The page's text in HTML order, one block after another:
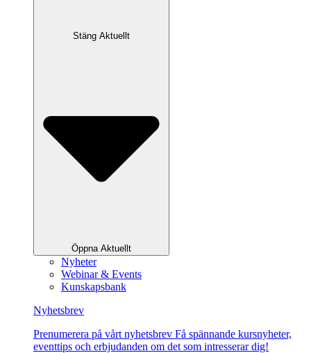
Stäng Aktuellt
Öppna Aktuellt
Nyheter
Webinar & Events
Kunskapsbank
Nyhetsbrev
Pre­nu­me­re­ra på vårt ny­hets­brev Få spännande kursnyheter,
eventtips och erbjudanden om det som intresserar dig!